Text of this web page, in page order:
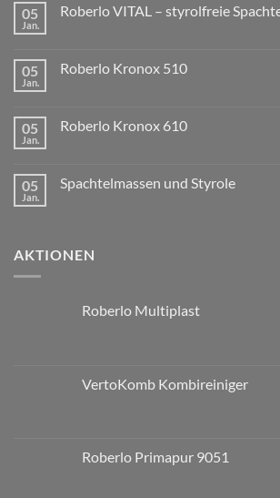
05
Jan.
Roberlo VITAL – styrolfreie
05
Jan.
Roberlo Kronox 510
05
Jan.
Roberlo Kronox 610
05
Jan.
Spachtelmassen und Styrole
AKTIONEN
Roberlo Multiplast
VertoKomb Kombireiniger
Roberlo Primapur 9051